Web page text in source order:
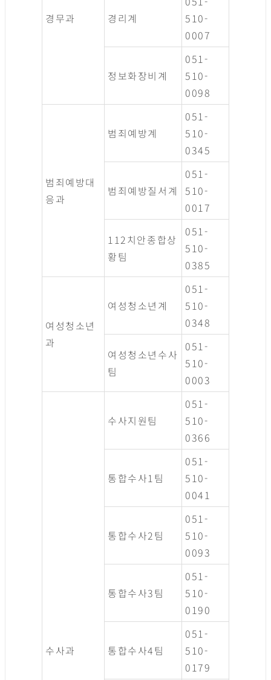
경무과 경리계
510-
0007
정보화장비계
051-
510-
0098
범죄예방대
응과
범죄예방계
051-
510-
0345
범죄예방질서계
051-
510-
0017
112치안종합상
황팀
051-
510-
0385
여성청소년
과
여성청소년계
051-
510-
0348
여성청소년수사
팀
051-
510-
0003
수사과
수사지원팀
051-
510-
0366
통합수사1팀
051-
510-
0041
통합수사2팀
051-
510-
0093
통합수사3팀
051-
510-
0190
통합수사4팀
051-
510-
0179